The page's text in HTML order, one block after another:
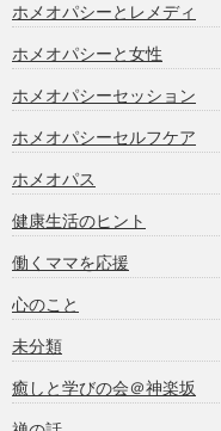
ホメオパシーとレメディ
ホメオパシーと女性
ホメオパシーセッション
ホメオパシーセルフケア
ホメオパス
健康生活のヒント
働くママを応援
心のこと
未分類
癒しと学びの会＠神楽坂